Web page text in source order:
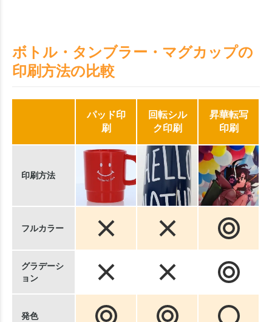
ボトル・タンブラー・マグカップの
印刷方法の比較
パッド印
刷
回転シル
ク印刷
昇華転写
印刷
印刷方法
フルカラー
グラデーシ
ョン
発色